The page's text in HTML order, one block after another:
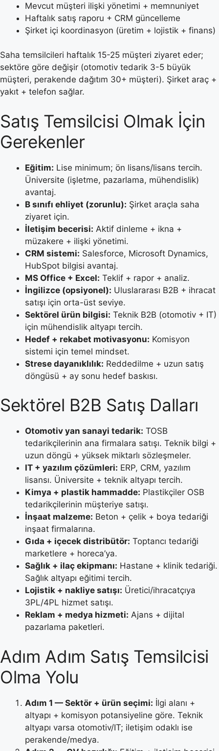
Mevcut müşteri ilişki yönetimi + memnuniyet
Haftalık satış raporu + CRM güncelleme
Şirket içi koordinasyon (üretim + lojistik + finans)
Saha temsilcileri haftalık 15-25 müşteri ziyaret eder;
sektöre göre değişir (otomotiv tedarik 3-5 büyük
müşteri, perakende dağıtım 30+ müşteri). Şirket araç +
yakıt + telefon sağlar.
Satış Temsilcisi Olmak İçin
Gerekenler
Eğitim: Lise minimum; ön lisans/lisans tercih.
Üniversite (işletme, pazarlama, mühendislik)
avantaj.
B sınıfı ehliyet (zorunlu): Şirket araçla saha
ziyaret için.
İletişim becerisi: Aktif dinleme + ikna +
müzakere + ilişki yönetimi.
CRM sistemi: Salesforce, Microsoft Dynamics,
HubSpot bilgisi avantaj.
MS Office + Excel: Teklif + rapor + analiz.
İngilizce (opsiyonel): Uluslararası B2B + ihracat
satışı için orta-üst seviye.
Sektörel ürün bilgisi: Teknik B2B (otomotiv + IT)
için mühendislik altyapı tercih.
Hedef + rekabet motivasyonu: Komisyon
sistemi için temel mindset.
Strese dayanıklılık: Reddedilme + uzun satış
döngüsü + ay sonu hedef baskısı.
Sektörel B2B Satış Dalları
Otomotiv yan sanayi tedarik: TOSB
tedarikçilerinin ana firmalara satışı. Teknik bilgi +
uzun döngü + yüksek miktarlı sözleşmeler.
IT + yazılım çözümleri: ERP, CRM, yazılım
lisansı. Üniversite + teknik altyapı tercih.
Kimya + plastik hammadde: Plastikçiler OSB
tedarikçilerinin müşteriye satışı.
İnşaat malzeme: Beton + çelik + boya tedariği
inşaat firmalarına.
Gıda + içecek distribütör: Toptancı tedariği
marketlere + horeca’ya.
Sağlık + ilaç ekipmanı: Hastane + klinik tedariği.
Sağlık altyapı eğitimi tercih.
Lojistik + nakliye satışı: Üretici/ihracatçıya
3PL/4PL hizmet satışı.
Reklam + medya hizmeti: Ajans + dijital
pazarlama paketleri.
Adım Adım Satış Temsilcisi
Olma Yolu
Adım 1 — Sektör + ürün seçimi: İlgi alanı +
altyapı + komisyon potansiyeline göre. Teknik
altyapı varsa otomotiv/IT; iletişim odaklı ise
perakende/medya.